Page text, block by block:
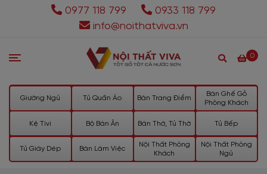
0977 118 799
0933 118 799
info@noithatviva.vn
0
Giường Ngủ Tủ Quần Áo Bàn Trang Điểm
Bàn Ghế Gỗ
Phòng Khách
Kệ Tivi Bộ Bàn Ăn Bàn Thờ, Tủ Thờ Tủ Bếp
Tủ Giày Dép Bàn Làm Việc
Nội Thất Phòng
Khách
Nội Thất Phòng
Ngủ